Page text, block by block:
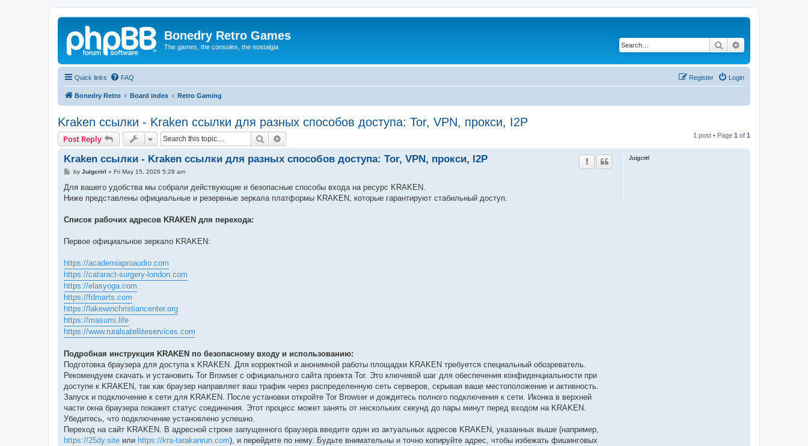
Bonedry Retro Games
The games, the consoles, the nostalgia Search
Quick links FAQ Login
Register
Bonedry Retro Board index Retro Gaming
Kraken ссылки - Kraken ссылки для разных способов доступа: Tor, VPN, прокси, I2P
Post Reply Search 1 post • Page 1 of 1
Juigcrirl
Kraken ссылки - Kraken ссылки для разных способов доступа: Tor, VPN, прокси, I2P
P
s
by Juigcrirl » Fri May 15, 2026 5:28 am
Для вашего удобства мы собрали действующие и безопасные способы входа на ресурс KRAKEN.
Ниже представлены официальные и резервные зеркала платформы KRAKEN, которые гарантируют стабильный доступ.
Список рабочих адресов KRAKEN для перехода:
Первое официальное зеркало KRAKEN:
https://academiaproaudio.com
https://cataract-surgery-london.com
https://elasyoga.com
https://fdmarts.com
https://lakewinchristiancenter.org
https://masumi.life
https://www.ruralsatelliteservices.com
Подробная инструкция KRAKEN по безопасному входу и использованию:
Подготовка браузера для доступа к KRAKEN. Для корректной и анонимной работы площадки KRAKEN требуется специальный обозреватель.
Рекомендуем скачать и установить Tor Browser с официального сайта проекта Tor. Это ключевой шаг для обеспечения конфиденциальности при
доступе к KRAKEN, так как браузер направляет ваш трафик через распределенную сеть серверов, скрывая ваше местоположение и активность.
Запуск и подключение к сети для KRAKEN. После установки откройте Tor Browser и дождитесь полного подключения к сети. Иконка в верхней
части окна браузера покажет статус соединения. Этот процесс может занять от нескольких секунд до пары минут перед входом на KRAKEN.
Убедитесь, что подключение установлено успешно.
Переход на сайт KRAKEN. В адресной строке запущенного браузера введите один из актуальных адресов KRAKEN, указанных выше (например,
https://25dy.site или https://kra-tarakanrun.com), и перейдите по нему. Будьте внимательны и точно копируйте адрес, чтобы избежать фишинговых